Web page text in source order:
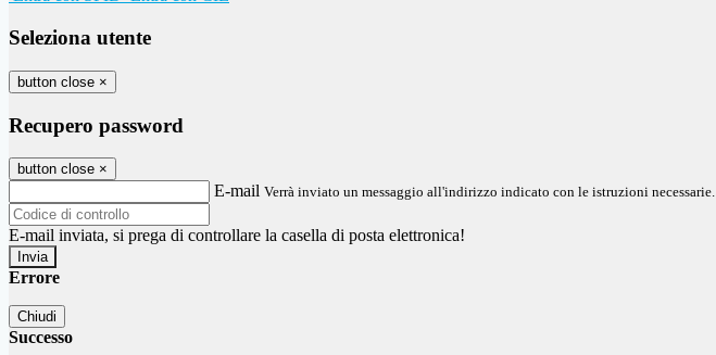
Seleziona utente
button close ×
Recupero password
button close ×
E-mail Verrà inviato un messaggio all'indirizzo indicato con le istruzioni necessarie.
E-mail inviata, si prega di controllare la casella di posta elettronica!
Errore
Chiudi
Successo